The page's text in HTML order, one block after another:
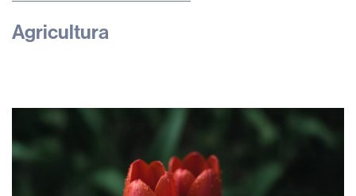
Agricultura